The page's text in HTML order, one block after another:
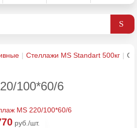
Стеллажи MS Standart 500кг
100*60/6
руб./шт.